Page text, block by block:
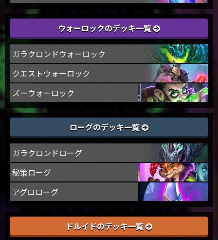
ウォーロックのデッキ一覧
ガラクロンドウォーロック
クエストウォーロック
ズーウォーロック
ローグのデッキ一覧
ガラクロンドローグ
秘策ローグ
アグロローグ
ドルイドのデッキ一覧